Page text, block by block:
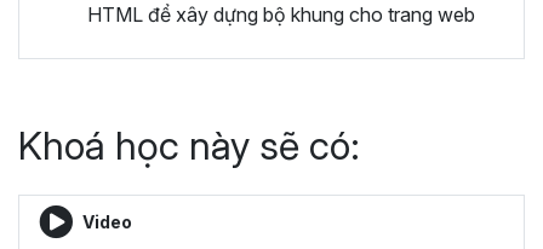
HTML để xây dựng bộ khung cho trang web
Khoá học này sẽ có:
Video